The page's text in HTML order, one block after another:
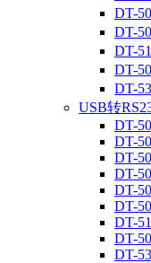
DT-
DT-
DT-
DT-
DT-
USB转
DT-
DT-
DT-
DT-
DT-
DT-
DT-
DT-
DT-